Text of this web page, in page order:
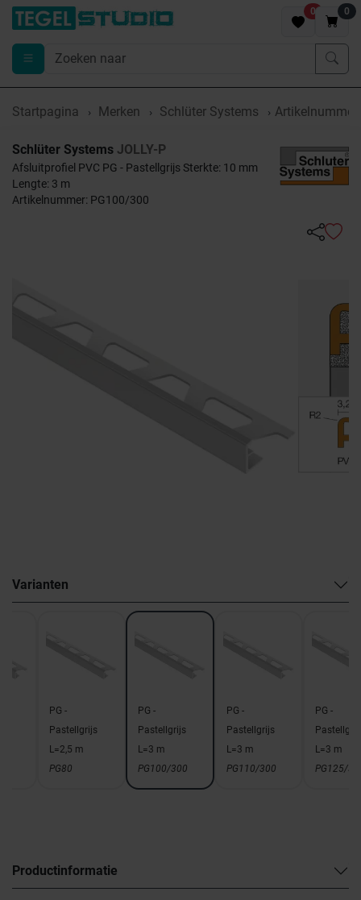
0 0
Startpagina Merken Schlüter Systems
Schlüter Systems JOLLY-P
Afsluitprofiel PVC PG - Pastellgrijs Sterkte: 10 mm
Lengte: 3 m
Artikelnummer: PG100/300
Varianten
PG -
Pastellgrijs
L=2,5 m
PG80
PG -
Pastellgrijs
L=3 m
PG100/300
PG -
Pastellgrijs
L=3 m
PG110/300
PG -
L=3 m
PG125/
Productinformatie